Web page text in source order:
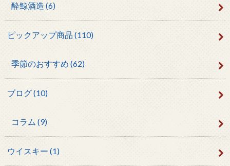
酔鯨酒造 (6)
ピックアップ商品 (110)
季節のおすすめ (62)
ブログ(10)
コラム (9)
ウイスキー (1)